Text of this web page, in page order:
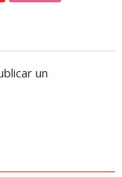
un